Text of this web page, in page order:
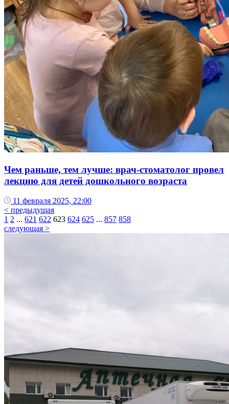
Чем раньше, тем лучше: врач-стоматолог провел
лекцию для детей дошкольного возраста
11 февраля 2025, 22:00
< предыдущая
1 2 ... 621 622 623 624 625 ... 857 858
следующая >